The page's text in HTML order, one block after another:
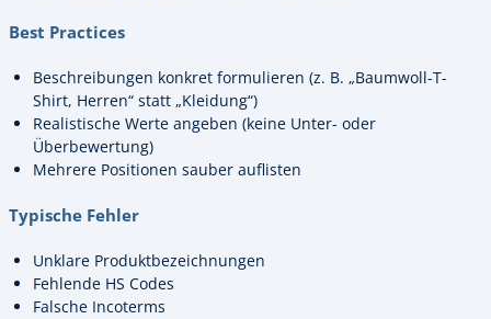
Best Practices
Beschreibungen konkret formulieren (z. B. „Baumwoll-T-
Shirt, Herren“ statt „Kleidung“)
Realistische Werte angeben (keine Unter- oder
Überbewertung)
Mehrere Positionen sauber auflisten
Typische Fehler
Unklare Produktbezeichnungen
Fehlende HS Codes
Falsche Incoterms